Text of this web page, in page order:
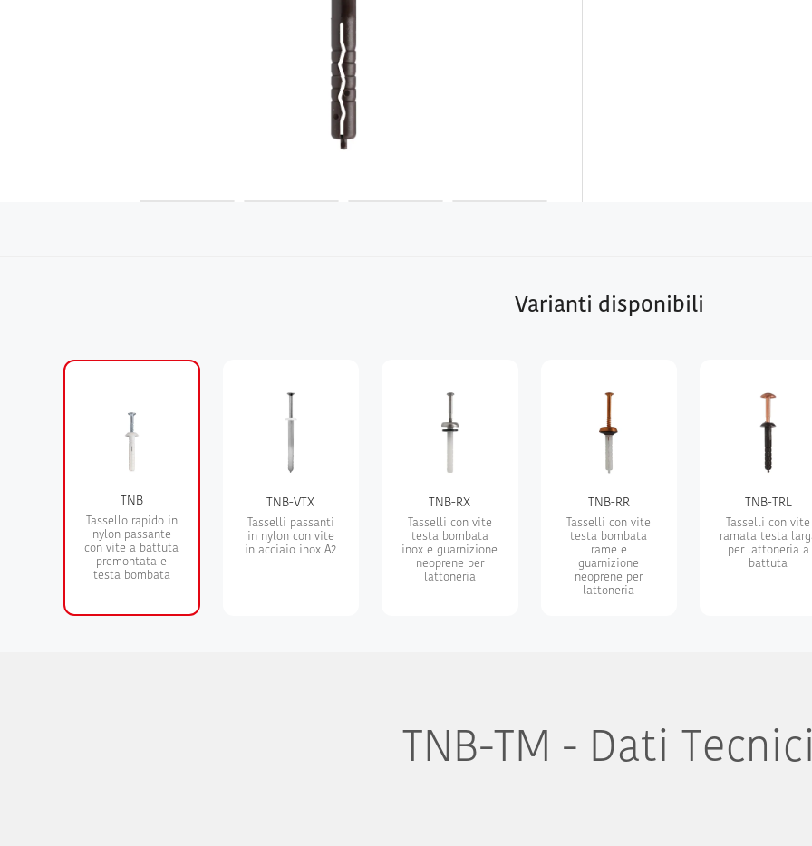
Varianti disponibili
TNB
Tassello rapido in
nylon passante
con vite a battuta
premontata e
testa bombata
TNB-VTX
Tasselli passanti
in nylon con vite
in acciaio inox A2
TNB-RX
Tasselli con vite
testa bombata
inox e guarnizione
neoprene per
lattoneria
TNB-RR
Tasselli con vite
testa bombata
rame e
guarnizione
neoprene per
lattoneria
TNB-TRL
Tasselli con vite
ramata testa
per lattoneria a
battuta
TNB-TM - Dati